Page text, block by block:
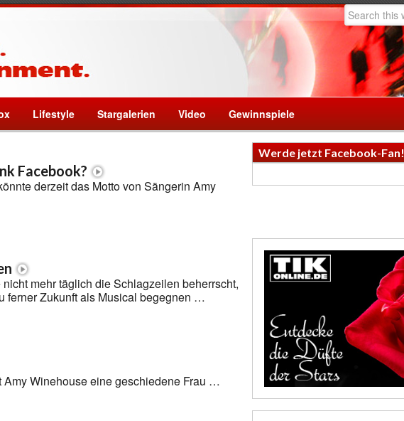
Lifestyle Stargalerien Video Gewinnspiele
Facebook?
derzeit das Motto von Sängerin Amy
mehr täglich die Schlagzeilen beherrscht,
ferner Zukunft als Musical begegnen …
Amy Winehouse eine geschiedene Frau …
Werde jetzt Facebook-Fan!